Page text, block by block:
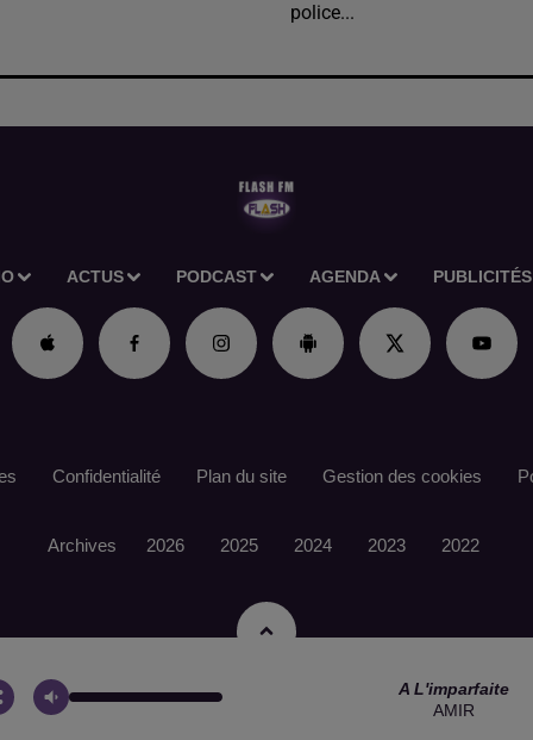
police...
ACTUS PODCAST AGENDA PUBLICITÉS
A L'imparfaite
AMIR
Confidentialité Plan du site Gestion des cookies
Archives 2026 2025 2024 2023 2022